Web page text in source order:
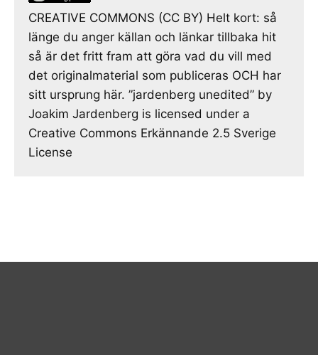
CREATIVE COMMONS (CC BY) Helt kort: så
länge du anger källan och länkar tillbaka hit
så är det fritt fram att göra vad du vill med
det originalmaterial som publiceras OCH har
sitt ursprung här. ”jardenberg unedited” by
Joakim Jardenberg is licensed under a
Creative Commons Erkännande 2.5 Sverige
License